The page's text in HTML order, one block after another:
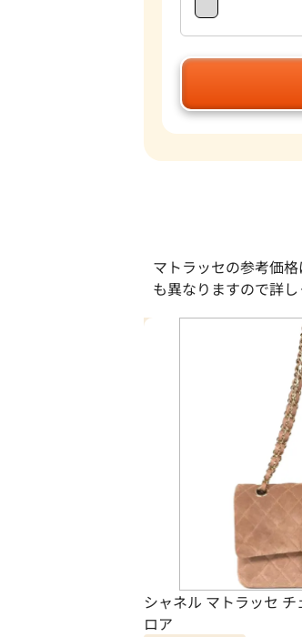
マトラッセの参考価
も異なりますので詳
シャネル マトラッセ
ロア